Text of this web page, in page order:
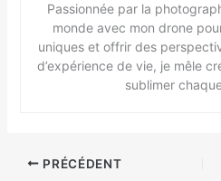
Passionnée par la
monde avec mon drone
uniques et offrir des
d’expérience de vie, je mêle
sublimer
PRÉCÉDENT